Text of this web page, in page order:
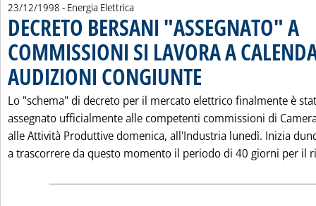
23/12/1998 - Energia Elettrica
DECRETO BERSANI "ASSEGNATO" A
COMMISSIONI SI LAVORA A
AUDIZIONI CONGIUNTE
Lo "schema" di decreto per il mercato elettrico finalmente è
assegnato ufficialmente alle competenti commissioni di
alle Attività Produttive domenica, all'Industria lunedì. Inizia
a trascorrere da questo momento il periodo di 40 giorni per il